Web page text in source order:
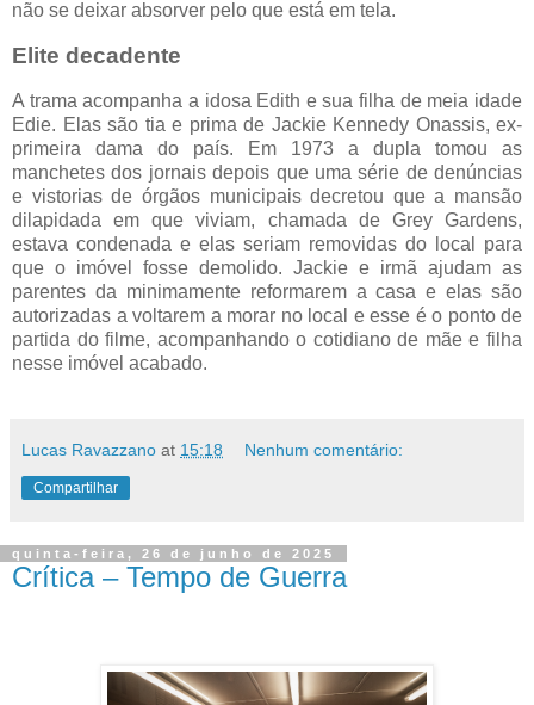
não se deixar absorver pelo que está em tela.
Elite decadente
A trama acompanha a idosa Edith e sua filha de meia idade
Edie. Elas são tia e prima de Jackie Kennedy Onassis, ex-
primeira dama do país. Em 1973 a dupla tomou as
manchetes dos jornais depois que uma série de denúncias
e vistorias de órgãos municipais decretou que a mansão
dilapidada em que viviam, chamada de Grey Gardens,
estava condenada e elas seriam removidas do local para
que o imóvel fosse demolido. Jackie e irmã ajudam as
parentes da minimamente reformarem a casa e elas são
autorizadas a voltarem a morar no local e esse é o ponto de
partida do filme, acompanhando o cotidiano de mãe e filha
nesse imóvel acabado.
Lucas Ravazzano at 15:18 Nenhum comentário:
Compartilhar
quinta-feira, 26 de junho de 2025
Crítica – Tempo de Guerra